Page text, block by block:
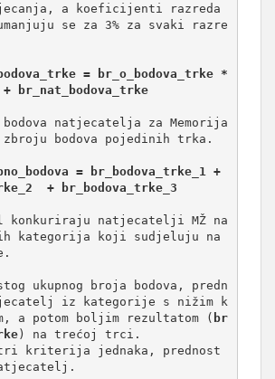
a koeficijenti razreda
se za 3% za svaki razre
= br_o_bodova_trke *
br_nat_bodova_trke
natjecatelja za Memorija
bodova pojedinih trka.
= br_bodova_trke_1 +
+ br_bodova_trke_3
konkuriraju natjecatelji MŽ na
kategorija koji sudjeluju na
ukupnog broja bodova, predn
iz kategorije s nižim k
a potom boljim rezultatom ( br
) na trećoj trci.
tri kriterija jednaka, prednost